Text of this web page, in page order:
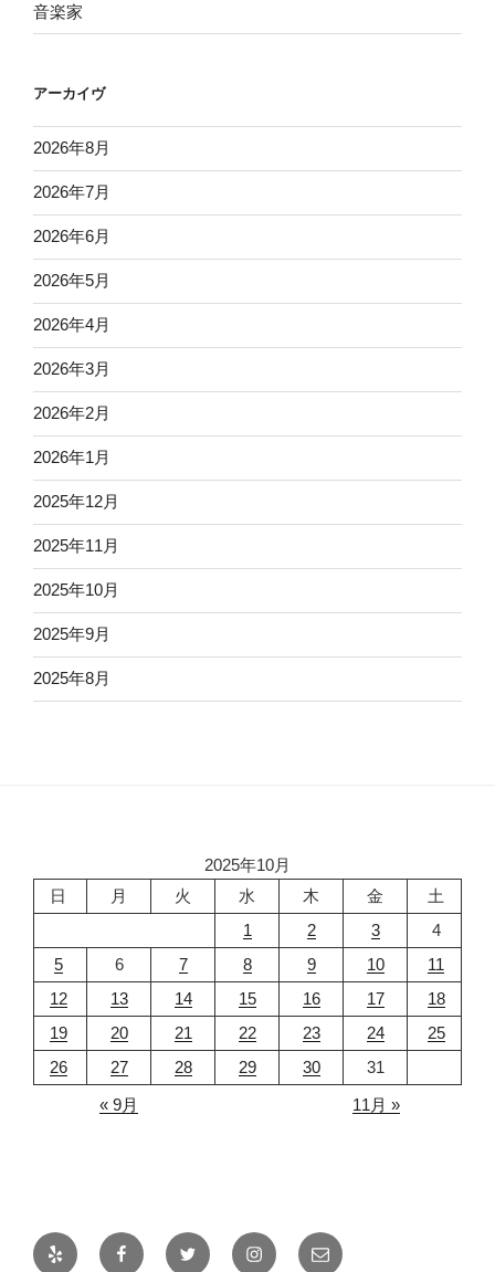
音楽家
アーカイヴ
2026年8月
2026年7月
2026年6月
2026年5月
2026年4月
2026年3月
2026年2月
2026年1月
2025年12月
2025年11月
2025年10月
2025年9月
2025年8月
2025年10月
日
月 火 水 木 金
土
1
2 3
4
5
6 7 8 9 10
11
12
13 14 15 16 17
18
19
20 21 22 23 24
25
26
27 28 29 30
31
« 9月
11月 »
Yelp FacebookTwitter Instagramメ